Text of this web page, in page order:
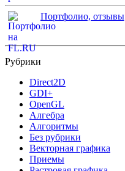
Портфолио,
Рубрики
Direct2D
GDI+
OpenGL
Алгебра
Алгоритмы
Без рубрики
Векторная графика
Приемы